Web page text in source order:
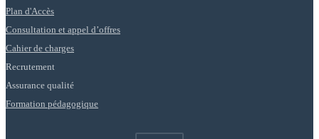
Plan d'Accès
Consultation et appel d’offres
Cahier de charges
Recrutement
Assurance qualité
Formation pédagogique